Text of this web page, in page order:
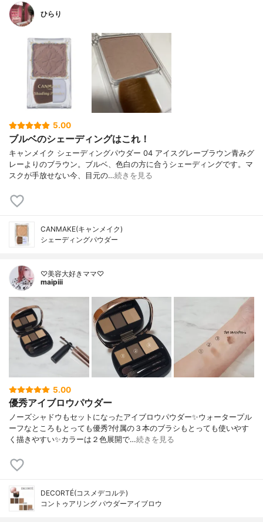
ひらり
5.00
ブルベのシェーディングはこれ！
キャンメイク シェーディングパウダー 04 アイスグレーブラウン青みグ
レーよりのブラウン。ブルベ、色白の方に合うシェーディングです。マ
スクが手放せない今、目元の…続きを見る
CANMAKE(キャンメイク)
シェーディングパウダー
♡美容大好きママ♡
maipiii
5.00
優秀アイブロウパウダー
ノーズシャドウもセットになったアイブロウパウダー✨ウォータープル
ーフなところもとっても優秀?付属の３本のブラシもとっても使いやす
く描きやすい✨カラーは２色展開で…続きを見る
DECORTÉ(コスメデコルテ)
コントゥアリング パウダーアイブロウ